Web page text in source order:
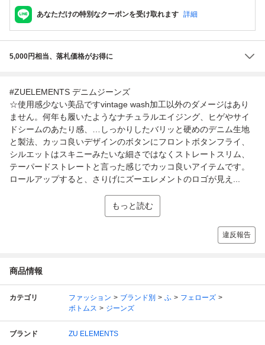
あなただけの特別なクーポンを受け取れます 詳細
5,000円相当、落札価格がお得に
#ZUELEMENTS デニムジーンズ
☆使用感少ない美品ですvintage wash加工以外のダメージはあり
ません。何年も履いたようなナチュラルエイジング、ヒゲやサイ
ドシームのあたり感、…しっかりしたバリッと硬めのデニム生地
と製法、カッコ良いデザインのボタンにフロントボタンフライ、
シルエットはスキニーみたいな細さではなくストレートスリム、
テーパードストレートと言った感じでカッコ良いアイテムです。
ロールアップすると、さりげにズーエレメントのロゴが見え...
もっと読む
違反報告
商品情報
カテゴリ ファッション ブランド別 ふ
フェローズ
ボトムス
ジーンズ
ブランド ZU ELEMENTS